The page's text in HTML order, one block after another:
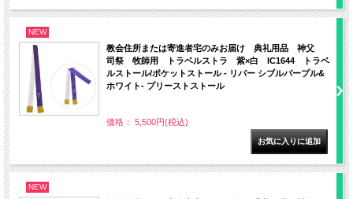
NEW
教会住所または寄進者宅のみお届け 典礼用品 神父
司祭 牧師用 トラベルストラ 紫×白 IC1644 トラベ
ルストール/ポケットストール - リバー シブルパープル&
ホワイト- プリーストストール
価格： 5,500円(税込)
NEW